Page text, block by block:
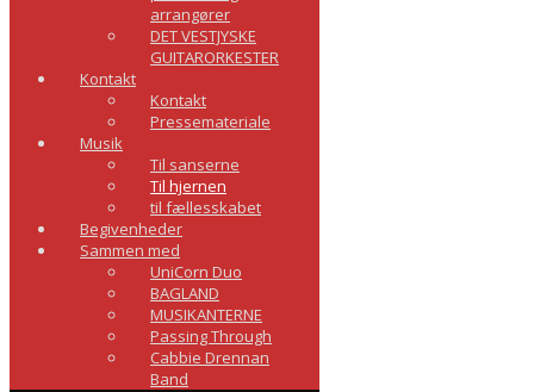
arrangører
DET VESTJYSKE
GUITARORKESTER
Kontakt
Kontakt
Pressemateriale
Musik
Til sanserne
Til hjernen
til fællesskabet
Begivenheder
Sammen med
UniCorn Duo
BAGLAND
MUSIKANTERNE
Passing Through
Cabbie Drennan
Band